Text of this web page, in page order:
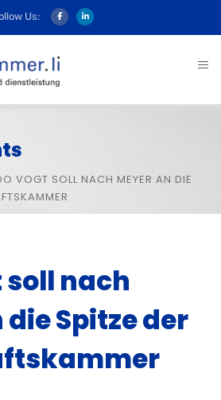
Us:
VOGT SOLL NACH MEYER AN DIE
nach
Spitze der